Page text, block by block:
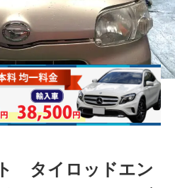
タイロッドエン